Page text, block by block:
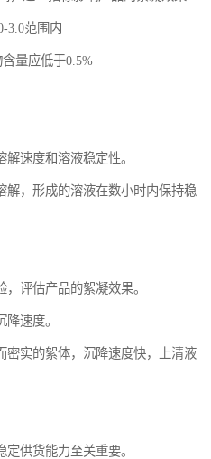
3.0范围内
量应低于0.5%
速度和溶液稳定性。
解，形成的溶液在数小时内保持稳
评估产品的絮凝效果。
速度。
密实的絮体，沉降速度快，上清液
供货能力至关重要。